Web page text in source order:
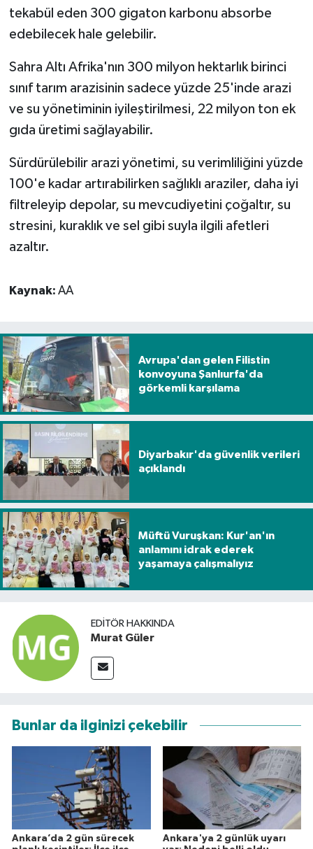
tekabül eden 300 gigaton karbonu absorbe
edebilecek hale gelebilir.
Sahra Altı Afrika'nın 300 milyon hektarlık birinci
sınıf tarım arazisinin sadece yüzde 25'inde arazi
ve su yönetiminin iyileştirilmesi, 22 milyon ton ek
gıda üretimi sağlayabilir.
Sürdürülebilir arazi yönetimi, su verimliliğini yüzde
100'e kadar artırabilirken sağlıklı araziler, daha iyi
filtreleyip depolar, su mevcudiyetini çoğaltır, su
stresini, kuraklık ve sel gibi suyla ilgili afetleri
azaltır.
Kaynak: AA
Avrupa'dan gelen Filistin
konvoyuna Şanlıurfa'da
görkemli karşılama
Diyarbakır'da güvenlik verileri
açıklandı
Müftü Vuruşkan: Kur'an'ın
anlamını idrak ederek
yaşamaya çalışmalıyız
EDITÖR HAKKINDA
Murat Güler
Bunlar da ilginizi çekebilir
Ankara’da 2 gün sürecek
Ankara'ya 2 günlük uyarı